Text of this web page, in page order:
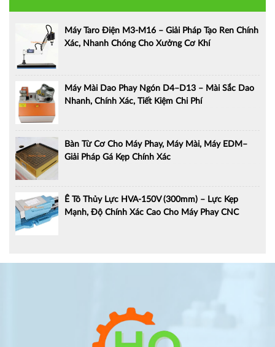
Máy Taro Điện M3-M16 – Giải Pháp Tạo Ren Chính
Xác, Nhanh Chóng Cho Xưởng Cơ Khí
Máy Mài Dao Phay Ngón D4–D13 – Mài Sắc Dao
Nhanh, Chính Xác, Tiết Kiệm Chi Phí
Bàn Từ Cơ Cho Máy Phay, Máy Mài, Máy EDM–
Giải Pháp Gá Kẹp Chính Xác
Ê Tô Thủy Lực HVA-150V (300mm) – Lực Kẹp
Mạnh, Độ Chính Xác Cao Cho Máy Phay CNC